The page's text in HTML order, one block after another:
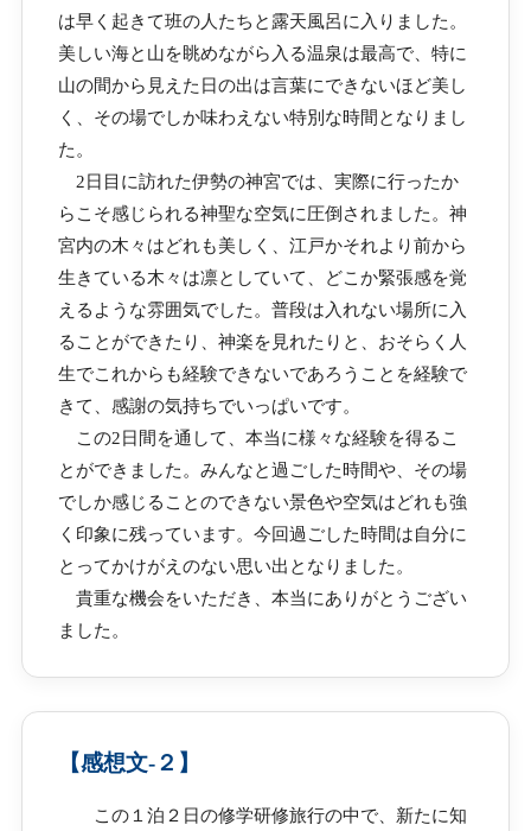
は早く起きて班の人たちと露天風呂に入りました。
美しい海と山を眺めながら入る温泉は最高で、特に
山の間から見えた日の出は言葉にできないほど美し
く、その場でしか味わえない特別な時間となりまし
た。
2日目に訪れた伊勢の神宮では、実際に行ったか
らこそ感じられる神聖な空気に圧倒されました。神
宮内の木々はどれも美しく、江戸かそれより前から
生きている木々は凛としていて、どこか緊張感を覚
えるような雰囲気でした。普段は入れない場所に入
ることができたり、神楽を見れたりと、おそらく人
生でこれからも経験できないであろうことを経験で
きて、感謝の気持ちでいっぱいです。
この2日間を通して、本当に様々な経験を得るこ
とができました。みんなと過ごした時間や、その場
でしか感じることのできない景色や空気はどれも強
く印象に残っています。今回過ごした時間は自分に
とってかけがえのない思い出となりました。
貴重な機会をいただき、本当にありがとうござい
ました。
【感想文-２】
この１泊２日の修学研修旅行の中で、新たに知